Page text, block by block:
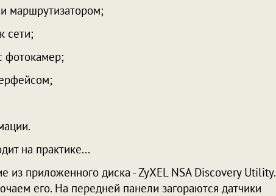
маршрутизатором;
сети;
фотокамер;
на практике...
из приложенного диска - ZyXEL NSA Discovery Utility.
его. На передней панели загораются датчики